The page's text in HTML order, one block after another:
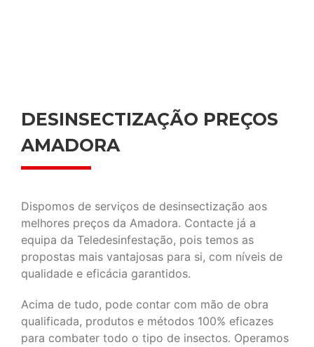
DESINSECTIZAÇÃO PREÇOS
AMADORA
Dispomos de serviços de desinsectização aos
melhores preços da Amadora. Contacte já a
equipa da Teledesinfestação, pois temos as
propostas mais vantajosas para si, com níveis de
qualidade e eficácia garantidos.
Acima de tudo, pode contar com mão de obra
qualificada, produtos e métodos 100% eficazes
para combater todo o tipo de insectos. Operamos